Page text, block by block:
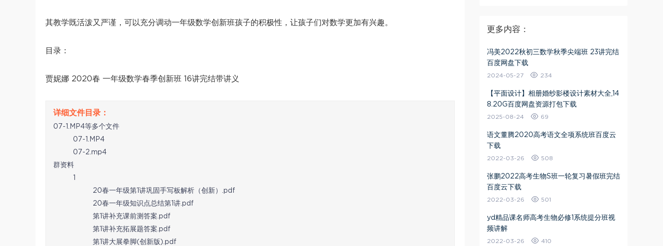
其教学既活泼又严谨，可以充分调动一年级数学创新班孩子的积极性，让孩子们对数学更加有兴趣。
目录：
贾妮娜 2020春 一年级数学春季创新班 16讲完结带讲义
07-1.MP4等多个文件
07-1.MP4
07-2.mp4
群资料
1
20春一年级第1讲巩固手写板解析（创新）.pdf
20春一年级知识点总结第1讲.pdf
第1讲补充课前测答案.pdf
第1讲补充拓展题答案.pdf
第1讲大展拳脚(创新版).pdf
更多内容：
冯美2022秋初三数学秋季尖端班 23讲完结
百度网盘下载
2024-05-27 234
【平面设计】相册婚纱影楼设计素材大全,14
8.20G百度网盘资源打包下载
2025-08-24 69
语文董腾2020高考语文全项系统班百度云
下载
2022-03-26 508
张鹏2022高考生物S班一轮复习暑假班完结
百度云下载
2022-03-26 501
yd精品课名师高考生物必修1系统提分班视
频讲解
2022-03-26 410